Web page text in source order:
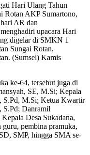
Hari Ulang Tahun
Rotan AKP Sumartono,
AR dan
upacara Hari
digelar di SMKN 1
Sungai Rotan,
(Sumsel) Kamis
ke-64, tersebut juga di
SE, M.Si; Kepala
S.Pd, M.Si; Ketua Kwartir
S.Pd; Danramil
Desa Sukadana,
guru, pembina pramuka,
SMP, hingga SMA se-